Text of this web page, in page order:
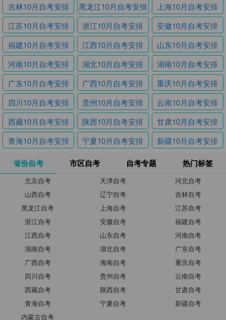
吉林10月自考安排
黑龙江10月自考安排
上海10月自考安排
江苏10月自考安排
浙江10月自考安排
安徽10月自考安排
福建10月自考安排
江西10月自考安排
山东10月自考安排
河南10月自考安排
湖北10月自考安排
湖南10月自考安排
广东10月自考安排
广西10月自考安排
重庆10月自考安排
四川10月自考安排
贵州10月自考安排
云南10月自考安排
西藏10月自考安排
陕西10月自考安排
甘肃10月自考安排
青海10月自考安排
宁夏10月自考安排 新疆10月自考安排
省份自考 市区自考 自考专题 热门标签
北京自考 天津自考
河北自考
山西自考
辽宁自考
吉林自考
黑龙江自考
上海自考
江苏自考
浙江自考
安徽自考
福建自考
江西自考
山东自考
河南自考
湖南自考
湖北自考
广东自考
广西自考
海南自考
重庆自考
四川自考
贵州自考
云南自考
西藏自考
陕西自考
甘肃自考
青海自考
宁夏自考
新疆自考
内蒙古自考